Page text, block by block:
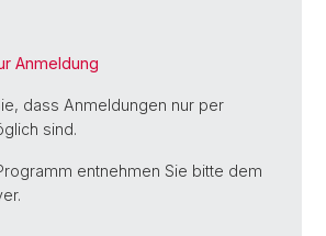
Anmeldung
dass Anmeldungen nur per
sind.
entnehmen Sie bitte dem